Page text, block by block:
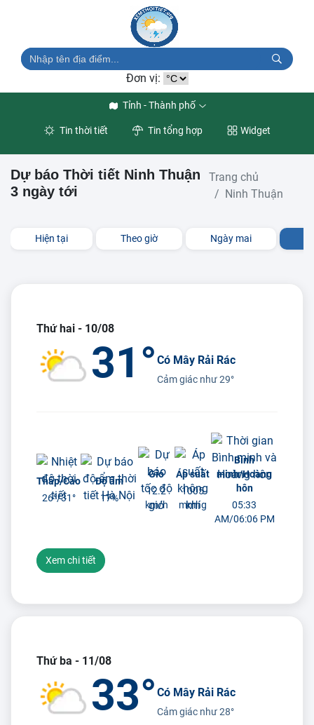
Đơn vị:
Tỉnh - Thành phố
Tin thời tiết Tin tổng hợp Widget
Dự báo Thời tiết Ninh Thuận
3 ngày tới
Trang chủ
Ninh Thuận
Hiện tại Theo giờ Ngày mai
Thứ hai - 10/08
31° Có Mây Rải Rác
Cảm giác như29°
Thấp/Cao
26°/31°
Độ ẩm
17%
Gió
12.2
km/h
Áp suất
1005
mmhg
Bình
minh/Hoàng
hôn
05:33
AM/06:06 PM
Xem chi tiết
Thứ ba - 11/08
33° Có Mây Rải Rác
Cảm giác như28°